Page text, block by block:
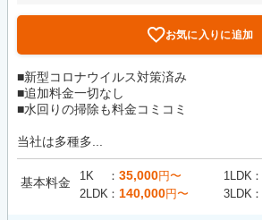
お気に入りに追加
■新型コロナウイルス対策済み
■追加料金一切なし
■水回りの掃除も料金コミコミ
当社は多種多...
基本料金 1K 35,000円〜 1LDK
2LDK
140,000円〜 3LDK